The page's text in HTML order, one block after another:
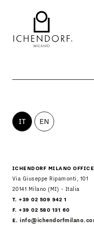
IT EN
ICHENDORF MILANO OFFICE
Via Giuseppe Ripamonti, 101
20141 Milano (MI) - Italia
T. +39 02 509 942 1
F. +39 02 580 131 60
E.